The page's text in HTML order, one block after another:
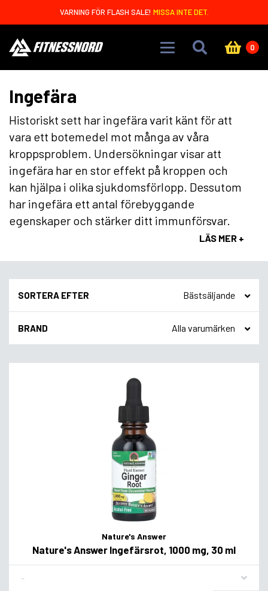
VARNING FÖR FLASH SALE! MISSA INTE DET.
0
Ingefära
Historiskt sett har ingefära varit känt för att
vara ett botemedel mot många av våra
kroppsproblem. Undersökningar visar att
ingefära har en stor effekt på kroppen och
kan hjälpa i olika sjukdomsförlopp. Dessutom
har ingefära ett antal förebyggande
egenskaper och stärker ditt immunförsvar.
LÄS MER +
SORTERA EFTER
BRAND
Nature's Answer
Nature's Answer Ingefärsrot, 1000 mg, 30 ml